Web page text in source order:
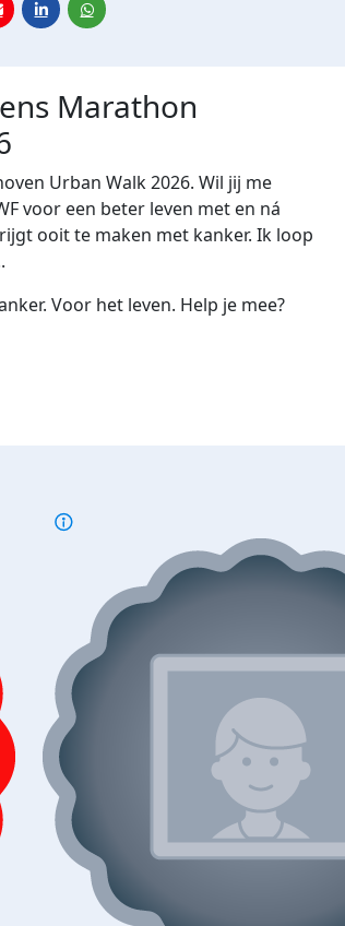
Marathon
Urban Walk 2026. Wil jij me
voor een beter leven met en ná
ooit te maken met kanker. Ik loop
Voor het leven. Help je mee?